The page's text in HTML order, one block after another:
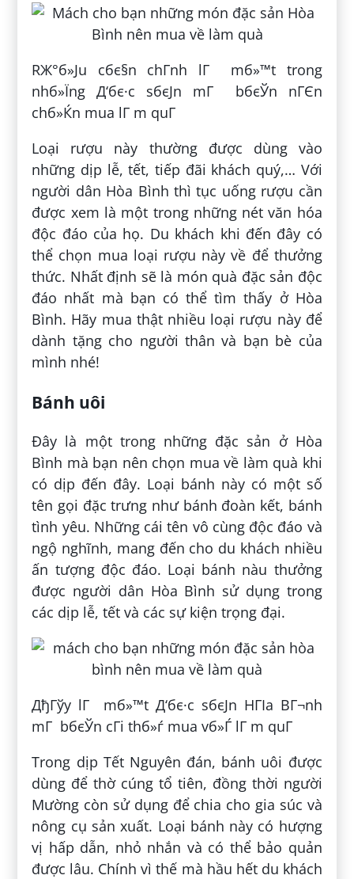
RЖ°б»Јu cбє§n chГ­nh lГ mб»™t trong
nhб»Їng Д‘бє·c sбєЈn mГ bбєЎn nГЄn
chб»Ќn mua lГ m quГ
Loại rượu này thường được dùng vào
những dịp lễ, tết, tiếp đãi khách quý,… Với
người dân Hòa Bình thì tục uống rượu cần
được xem là một trong những nét văn hóa
độc đáo của họ. Du khách khi đến đây có
thể chọn mua loại rượu này về để thưởng
thức. Nhất định sẽ là món quà đặc sản độc
đáo nhất mà bạn có thể tìm thấy ở Hòa
Bình. Hãy mua thật nhiều loại rượu này để
dành tặng cho người thân và bạn bè của
mình nhé!
Bánh uôi
Đây là một trong những đặc sản ở Hòa
Bình mà bạn nên chọn mua về làm quà khi
có dịp đến đây. Loại bánh này có một số
tên gọi đặc trưng như bánh đoàn kết, bánh
tình yêu. Những cái tên vô cùng độc đáo và
ngộ nghĩnh, mang đến cho du khách nhiều
ấn tượng độc đáo. Loại bánh nàu thưởng
được người dân Hòa Bình sử dụng trong
các dịp lễ, tết và các sự kiện trọng đại.
ДђГўy lГ mб»™t Д‘бє·c sбєЈn HГІa BГ¬nh
mГ bбєЎn cГі thб»ѓ mua vб»Ѓ lГ m quГ
Trong dịp Tết Nguyên đán, bánh uôi được
dùng để thờ cúng tổ tiên, đồng thời người
Mường còn sử dụng để chia cho gia súc và
nông cụ sản xuất. Loại bánh này có hượng
vị hấp dẫn, nhỏ nhắn và có thể bảo quản
được lâu. Chính vì thế mà hầu hết du khách